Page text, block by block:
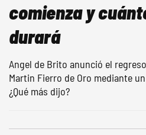
comienza y
durará
Angel de Brito anunció el
Martin Fierro de Oro mediante
¿Qué más dijo?